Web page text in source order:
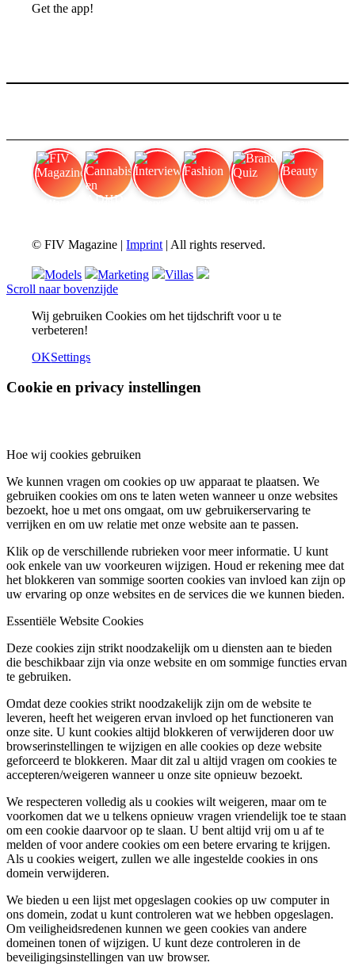
Get the app!
© FIV Magazine |Imprint | All rights reserved.
Models Marketing
Villas
Scroll naar bovenzijde
Wij gebruiken Cookies om het tijdschrift voor u te
verbeteren!
OKSettings
Cookie en privacy instellingen
Hoe wij cookies gebruiken
We kunnen vragen om cookies op uw apparaat te plaatsen. We
gebruiken cookies om ons te laten weten wanneer u onze websites
bezoekt, hoe u met ons omgaat, om uw gebruikerservaring te
verrijken en om uw relatie met onze website aan te passen.
Klik op de verschillende rubrieken voor meer informatie. U kunt
ook enkele van uw voorkeuren wijzigen. Houd er rekening mee dat
het blokkeren van sommige soorten cookies van invloed kan zijn op
uw ervaring op onze websites en de services die we kunnen bieden.
Essentiële Website Cookies
Deze cookies zijn strikt noodzakelijk om u diensten aan te bieden
die beschikbaar zijn via onze website en om sommige functies ervan
te gebruiken.
Omdat deze cookies strikt noodzakelijk zijn om de website te
leveren, heeft het weigeren ervan invloed op het functioneren van
onze site. U kunt cookies altijd blokkeren of verwijderen door uw
browserinstellingen te wijzigen en alle cookies op deze website
geforceerd te blokkeren. Maar dit zal u altijd vragen om cookies te
accepteren/weigeren wanneer u onze site opnieuw bezoekt.
We respecteren volledig als u cookies wilt weigeren, maar om te
voorkomen dat we u telkens opnieuw vragen vriendelijk toe te staan
om een cookie daarvoor op te slaan. U bent altijd vrij om u af te
melden of voor andere cookies om een betere ervaring te krijgen.
Als u cookies weigert, zullen we alle ingestelde cookies in ons
domein verwijderen.
We bieden u een lijst met opgeslagen cookies op uw computer in
ons domein, zodat u kunt controleren wat we hebben opgeslagen.
Om veiligheidsredenen kunnen we geen cookies van andere
domeinen tonen of wijzigen. U kunt deze controleren in de
beveiligingsinstellingen van uw browser.